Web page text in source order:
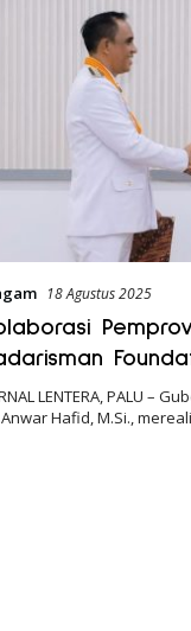
18 Agustus 2025
dan Kerja di
LENTERA, PALU –
Anwar Hafid, M.Si.,